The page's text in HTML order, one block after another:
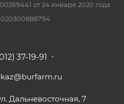
от 24 января 2020 года
37-19-91
Дальневосточная, 7